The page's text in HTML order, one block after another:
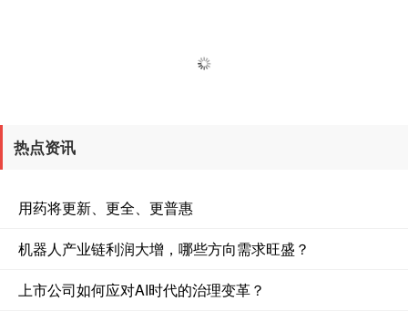
热点资讯
用药将更新、更全、更普惠
机器人产业链利润大增，哪些方向需求旺盛？
上市公司如何应对AI时代的治理变革？